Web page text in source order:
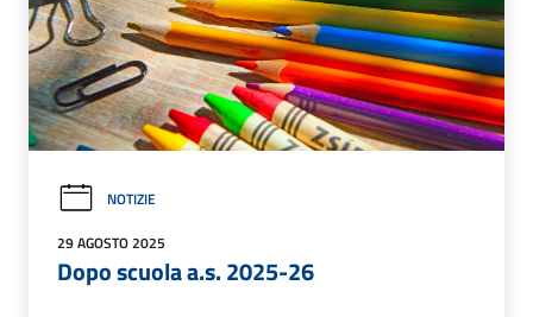
NOTIZIE
29 AGOSTO 2025
Dopo scuola a.s. 2025-26